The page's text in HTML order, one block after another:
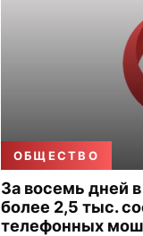
ОБЩЕСТВО
За восемь дней
более 2,5 тыс.
телефонных